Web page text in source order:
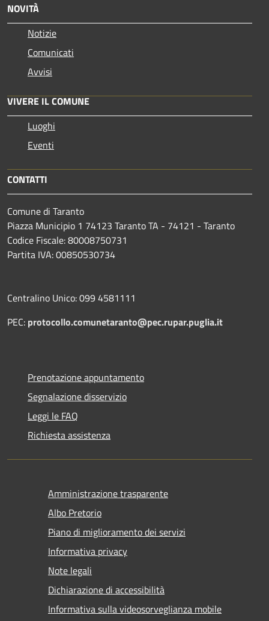
NOVITÀ
Notizie
Comunicati
Avvisi
VIVERE IL COMUNE
Luoghi
Eventi
CONTATTI
Comune di Taranto
Piazza Municipio 1 74123 Taranto TA - 74121 - Taranto
Codice Fiscale: 80008750731
Partita IVA: 00850530734
Centralino Unico: 099 4581111
PEC: protocollo.comunetaranto@pec.rupar.puglia.it
Prenotazione appuntamento
Segnalazione disservizio
Leggi le FAQ
Richiesta assistenza
Amministrazione trasparente
Albo Pretorio
Piano di miglioramento dei servizi
Informativa privacy
Note legali
Dichiarazione di accessibilità
Informativa sulla videosorveglianza mobile